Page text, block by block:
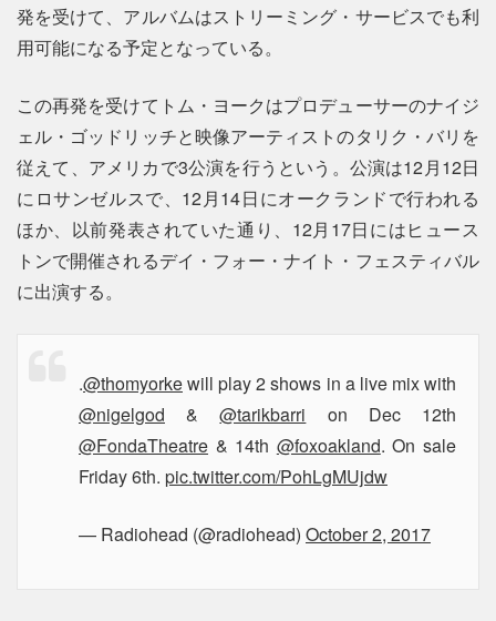
発を受けて、アルバムはストリーミング・サービスでも利
用可能になる予定となっている。
この再発を受けてトム・ヨークはプロデューサーのナイジ
ェル・ゴッドリッチと映像アーティストのタリク・バリを
従えて、アメリカで3公演を行うという。公演は12月12日
にロサンゼルスで、12月14日にオークランドで行われる
ほか、以前発表されていた通り、12月17日にはヒュース
トンで開催されるデイ・フォー・ナイト・フェスティバル
に出演する。
.@thomyorkewill play 2 shows in a live mix with
@nigelgod &@tarikbarri on Dec 12th
@FondaTheatre & 14th @foxoakland. On sale
Friday 6th. pic.twitter.com/PohLgMUjdw
— Radiohead (@radiohead) October 2, 2017